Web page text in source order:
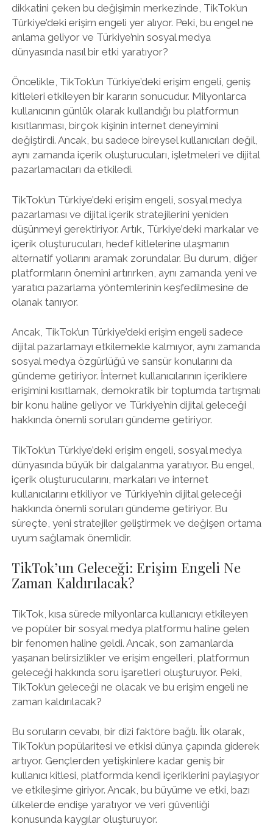
dikkatini çeken bu değişimin merkezinde, TikTok’un
Türkiye’deki erişim engeli yer alıyor. Peki, bu engel ne
anlama geliyor ve Türkiye’nin sosyal medya
dünyasında nasıl bir etki yaratıyor?
Öncelikle, TikTok’un Türkiye’deki erişim engeli, geniş
kitleleri etkileyen bir kararın sonucudur. Milyonlarca
kullanıcının günlük olarak kullandığı bu platformun
kısıtlanması, birçok kişinin internet deneyimini
değiştirdi. Ancak, bu sadece bireysel kullanıcıları değil,
aynı zamanda içerik oluşturucuları, işletmeleri ve dijital
pazarlamacıları da etkiledi.
TikTok’un Türkiye’deki erişim engeli, sosyal medya
pazarlaması ve dijital içerik stratejilerini yeniden
düşünmeyi gerektiriyor. Artık, Türkiye’deki markalar ve
içerik oluşturucuları, hedef kitlelerine ulaşmanın
alternatif yollarını aramak zorundalar. Bu durum, diğer
platformların önemini artırırken, aynı zamanda yeni ve
yaratıcı pazarlama yöntemlerinin keşfedilmesine de
olanak tanıyor.
Ancak, TikTok’un Türkiye’deki erişim engeli sadece
dijital pazarlamayı etkilemekle kalmıyor, aynı zamanda
sosyal medya özgürlüğü ve sansür konularını da
gündeme getiriyor. İnternet kullanıcılarının içeriklere
erişimini kısıtlamak, demokratik bir toplumda tartışmalı
bir konu haline geliyor ve Türkiye’nin dijital geleceği
hakkında önemli soruları gündeme getiriyor.
TikTok’un Türkiye’deki erişim engeli, sosyal medya
dünyasında büyük bir dalgalanma yaratıyor. Bu engel,
içerik oluşturucularını, markaları ve internet
kullanıcılarını etkiliyor ve Türkiye’nin dijital geleceği
hakkında önemli soruları gündeme getiriyor. Bu
süreçte, yeni stratejiler geliştirmek ve değişen ortama
uyum sağlamak önemlidir.
TikTok’un Geleceği: Erişim Engeli Ne
Zaman Kaldırılacak?
TikTok, kısa sürede milyonlarca kullanıcıyı etkileyen
ve popüler bir sosyal medya platformu haline gelen
bir fenomen haline geldi. Ancak, son zamanlarda
yaşanan belirsizlikler ve erişim engelleri, platformun
geleceği hakkında soru işaretleri oluşturuyor. Peki,
TikTok’un geleceği ne olacak ve bu erişim engeli ne
zaman kaldırılacak?
Bu soruların cevabı, bir dizi faktöre bağlı. İlk olarak,
TikTok’un popülaritesi ve etkisi dünya çapında giderek
artıyor. Gençlerden yetişkinlere kadar geniş bir
kullanıcı kitlesi, platformda kendi içeriklerini paylaşıyor
ve etkileşime giriyor. Ancak, bu büyüme ve etki, bazı
ülkelerde endişe yaratıyor ve veri güvenliği
konusunda kaygılar oluşturuyor.